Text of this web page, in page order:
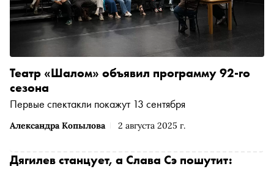
Александра Копылова 2 августа 2025 г.
Театр «Шалом» объявил программу 92-го
сезона
Первые спектакли покажут 13 сентября
Дягилев станцует, а Слава Сэ пошутит: